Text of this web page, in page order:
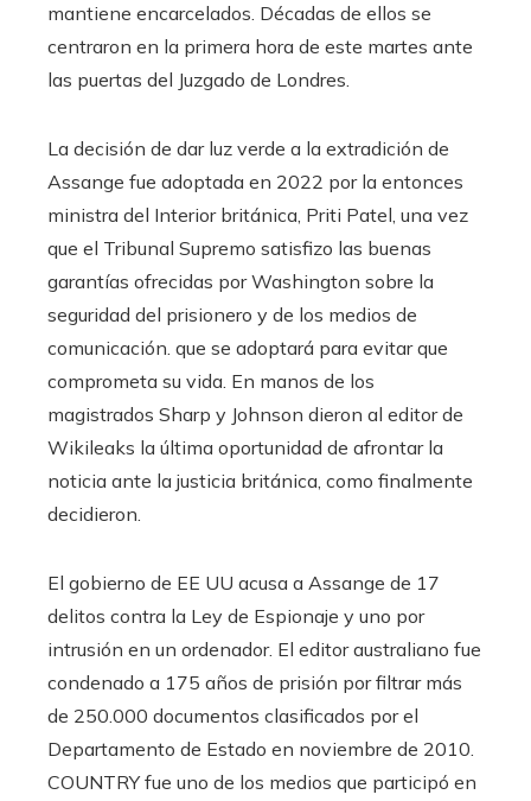
mantiene encarcelados. Décadas de ellos se
centraron en la primera hora de este martes ante
las puertas del Juzgado de Londres.
La decisión de dar luz verde a la extradición de
Assange fue adoptada en 2022 por la entonces
ministra del Interior británica, Priti Patel, una vez
que el Tribunal Supremo satisfizo las buenas
garantías ofrecidas por Washington sobre la
seguridad del prisionero y de los medios de
comunicación. que se adoptará para evitar que
comprometa su vida. En manos de los
magistrados Sharp y Johnson dieron al editor de
Wikileaks la última oportunidad de afrontar la
noticia ante la justicia británica, como finalmente
decidieron.
El gobierno de EE UU acusa a Assange de 17
delitos contra la Ley de Espionaje y uno por
intrusión en un ordenador. El editor australiano fue
condenado a 175 años de prisión por filtrar más
de 250.000 documentos clasificados por el
Departamento de Estado en noviembre de 2010.
COUNTRY fue uno de los medios que participó en